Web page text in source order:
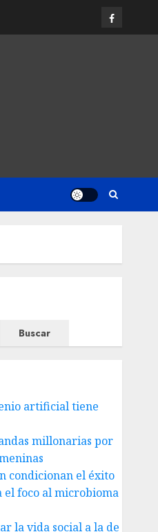
Buscar
artificial tiene
millonarias por
condicionan el éxito
el foco al microbioma
la vida social a la de